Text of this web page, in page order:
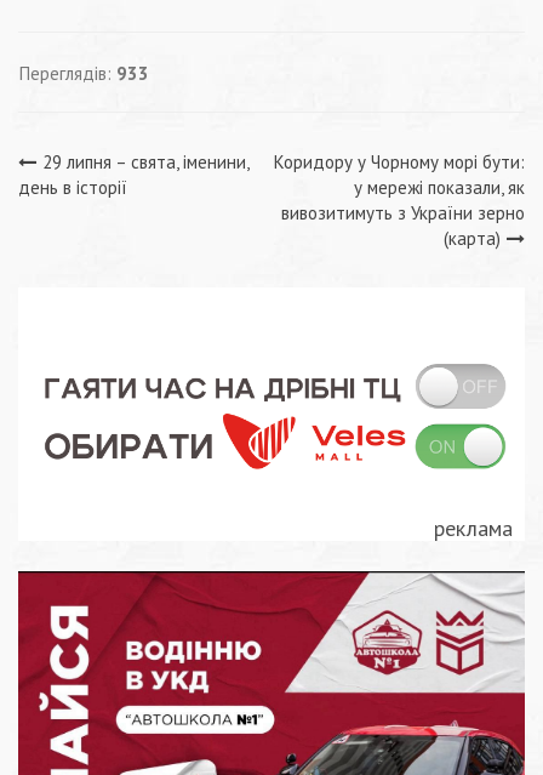
Переглядів: 933
Навігація
29 липня – свята, іменини,
день в історії
Коридору у Чорному морі бути:
у мережі показали, як
вивозитимуть з України зерно
(карта)